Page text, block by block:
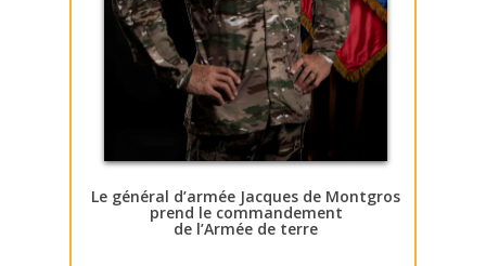
Le général d’armée Jacques de Montgros
prend le commandement
de l’Armée de terre